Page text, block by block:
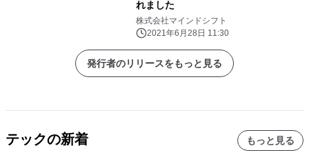
れました
株式会社マインドシフト
2021年6月28日 11:30
発行者のリリースをもっと見る
テックの新着 もっと見る